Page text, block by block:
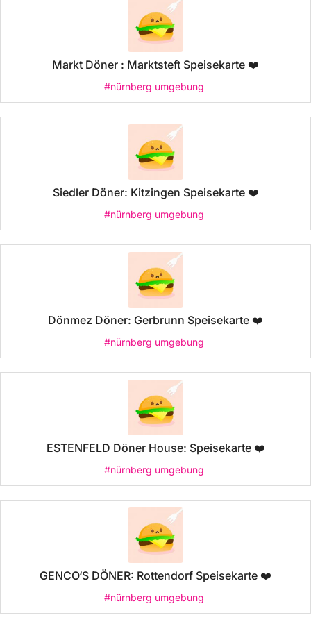
Markt Döner : Marktsteft Speisekarte ❤️
#nürnberg umgebung
Siedler Döner: Kitzingen Speisekarte ❤️
#nürnberg umgebung
Dönmez Döner: Gerbrunn Speisekarte ❤️
#nürnberg umgebung
ESTENFELD Döner House: Speisekarte ❤️
#nürnberg umgebung
GENCO‘S DÖNER: Rottendorf Speisekarte ❤️
#nürnberg umgebung